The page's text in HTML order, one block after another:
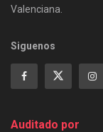
Valenciana.
Siguenos
Auditado por